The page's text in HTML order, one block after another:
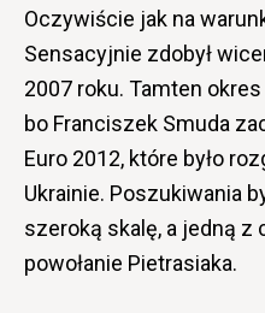
Oczywiście jak na
Sensacyjnie zdobył
2007 roku. Tamten
bo Franciszek Smuda
Euro 2012, które było
Ukrainie. Poszukiwania
szeroką skalę, a jedną z
powołanie Pietrasiaka.